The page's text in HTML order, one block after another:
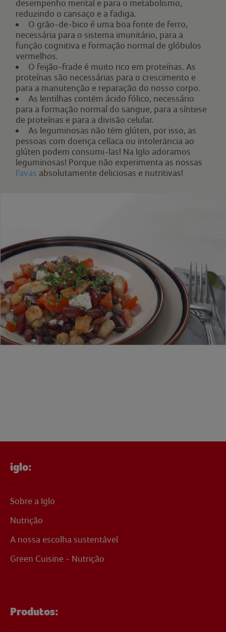
desempenho mental e para o metabolismo,
reduzindo o cansaço e a fadiga.
O grão-de-bico é uma boa fonte de ferro,
necessária para o sistema imunitário, para a
função cognitiva e formação normal de glóbulos
vermelhos.
O feijão-frade é muito rico em proteínas. As
proteínas são necessárias para o crescimento e
para a manutenção e reparação do nosso corpo.
As lentilhas contêm ácido fólico, necessário
para a formação normal do sangue, para a síntese
de proteínas e para a divisão celular.
As leguminosas não têm glúten, por isso, as
pessoas com doença celíaca ou intolerância ao
glúten podem consumi-las! Na Iglo adoramos
leguminosas! Porque não experimenta as nossas
Favas absolutamente deliciosas e nutritivas!
iglo:
Sobre a Iglo
Nutrição
A nossa escolha sustentável
Green Cuisine - Nutrição
Produtos: